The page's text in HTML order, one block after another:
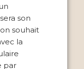
son
souhait
la
par